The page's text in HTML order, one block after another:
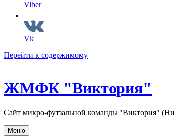
Viber
Vk
Перейти к содержимому
ЖМФК "Виктория"
Сайт микро-футзальной команды "Виктория"
Меню